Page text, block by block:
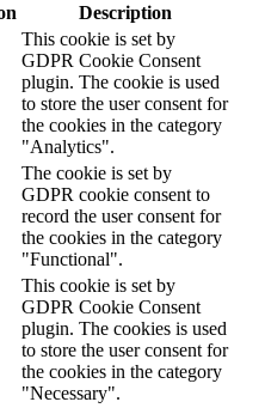
Description
This cookie is set by
GDPR Cookie Consent
plugin. The cookie is used
to store the user consent for
the cookies in the category
"Analytics".
The cookie is set by
GDPR cookie consent to
record the user consent for
the cookies in the category
"Functional".
This cookie is set by
GDPR Cookie Consent
plugin. The cookies is used
to store the user consent for
the cookies in the category
"Necessary".